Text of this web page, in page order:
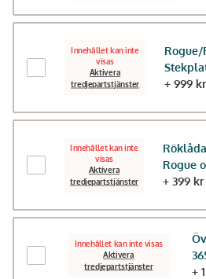
Innehållet kan inte
visas
Aktivera
tredjepartstjänster
Rogue/
+ 999 kr
Innehållet kan inte
visas
Aktivera
tredjepartstjänster
Rogue
+ 399 kr
Innehållet kan inte visas
Aktivera
tredjepartstjänster
+